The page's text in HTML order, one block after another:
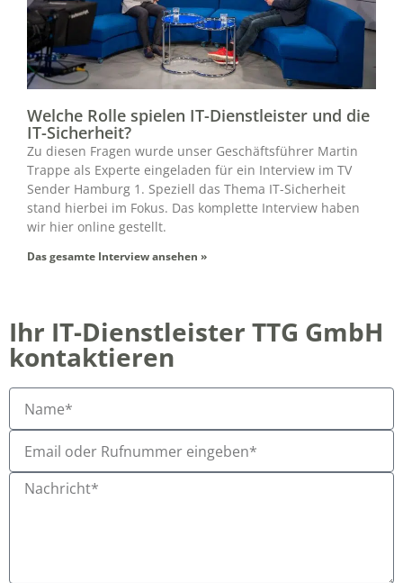
Welche Rolle spielen IT-Dienstleister und die
IT-Sicherheit?
Zu diesen Fragen wurde unser Geschäftsführer Martin
Trappe als Experte eingeladen für ein Interview im TV
Sender Hamburg 1. Speziell das Thema IT-Sicherheit
stand hierbei im Fokus. Das komplette Interview haben
wir hier online gestellt.
Das gesamte Interview ansehen »
Ihr IT-Dienstleister TTG GmbH
kontaktieren